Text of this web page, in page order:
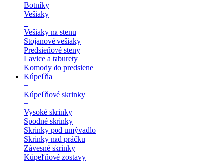
Botníky
Vešiaky
+
Vešiaky na stenu
Stojanové vešiaky
Predsieňové steny
Lavice a taburety
Komody do predsiene
Kúpeľňa
+
Kúpeľňové skrinky
+
Vysoké skrinky
Spodné skrinky
Skrinky pod umývadlo
Skrinky nad práčku
Závesné skrinky
Kúpeľňové zostavy